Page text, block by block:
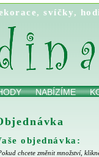
,svíčky,
NABÍZÍME
objednávka:
chcete změnit množství,